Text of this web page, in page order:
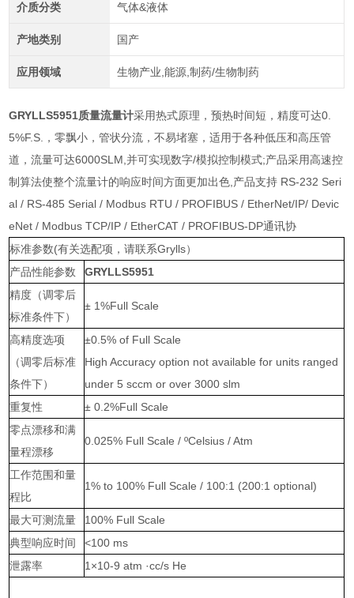
介质分类 气体&液体
产地类别 国产
应用领域 生物产业,能源,制药/生物制药
GRYLLS5951质量流量计采用热式原理，预热时间短，精度可达0.
5%F.S.，零飘小，管状分流，不易堵塞，适用于各种低压和高压管
道，流量可达6000SLM,并可实现数字/模拟控制模式;产品采用高速控
制算法使整个流量计的响应时间方面更加出色,产品支持 RS-232 Seri
al / RS-485 Serial / Modbus RTU / PROFIBUS / EtherNet/IP/ Devic
eNet / Modbus TCP/IP / EtherCAT / PROFIBUS-DP通讯协
标准参数(有关选配项，请联系Grylls）
产品性能参数
GRYLLS5951
精度（调零后
标准条件下）
± 1%Full Scale
高精度选项
（调零后标准
条件下）
±0.5% of Full Scale
High Accuracy option not available for units ranged
under 5 sccm or over 3000 slm
重复性
± 0.2%Full Scale
零点漂移和满
量程漂移
0.025% Full Scale / ºCelsius / Atm
工作范围和量
程比
1% to 100% Full Scale / 100:1 (200:1 optional)
最大可测流量
100% Full Scale
典型响应时间
<100 ms
泄露率
1×10-9 atm ·cc/s He